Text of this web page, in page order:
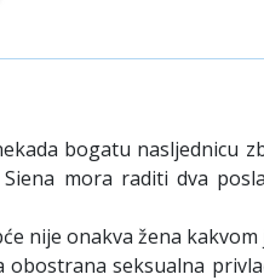
bogatu nasljednicu
mora raditi dva
nije onakva žena
seksualna